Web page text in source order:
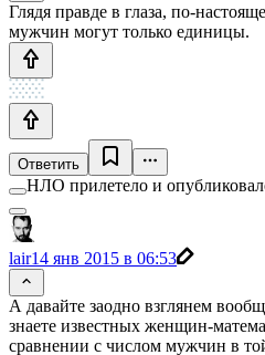
Глядя правде в глаза, по-
мужчин могут только единицы.
Ответить
НЛО прилетело и
lair14 янв 2015 в 06:53
А давайте заодно взглянем
знаете известных женщин-
сравнении с числом мужчин в